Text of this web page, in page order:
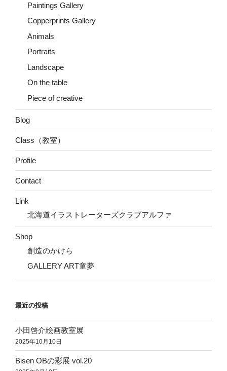
Paintings Gallery
Copperprints Gallery
Animals
Portraits
Landscape
On the table
Piece of creative
Blog
Class（教室）
Profile
Contact
Link
北海道イラストレーターズクラブアルファ
Shop
創造のかけら
GALLERY ART童夢
最近の投稿
小田啓介絵画教室展
2025年10月10日
Bisen OBの彩展 vol.20